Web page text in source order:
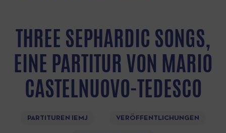
THREE SEPHARDIC SONGS,
EINE PARTITUR VON MARIO
CASTELNUOVO-TEDESCO
PARTITUREN IEMJ VERÖFFENTLICHUNGEN